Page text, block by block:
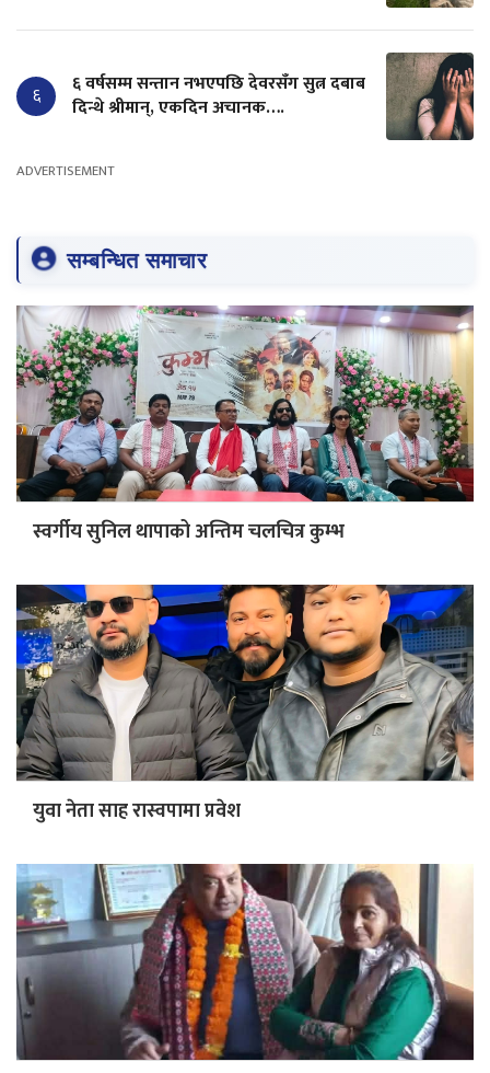
६
६ वर्षसम्म सन्तान नभएपछि देवरसँग सुत्न दबाब
दिन्थे श्रीमान्, एकदिन अचानक….
ADVERTISEMENT
सम्बन्धित समाचार
स्वर्गीय सुनिल थापाको अन्तिम चलचित्र कुम्भ
युवा नेता साह रास्वपामा प्रवेश